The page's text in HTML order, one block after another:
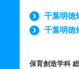
千葉明徳
千葉明徳
保育創造学科